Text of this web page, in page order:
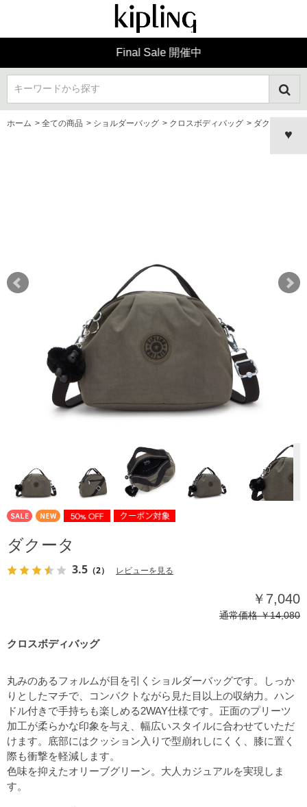
Final Sale 開催中
キーワードから探す
ホーム > 全ての商品 > ショルダーバッグ > クロスボディバッグ > ダクータ
ダクータ
3.5 （2） レビューを見る
クロスボディバッグ
￥7,040
通常価格￥14,080
丸みのあるフォルムが目を引くショルダーバッグです。しっか
りとしたマチで、コンパクトながら見た目以上の収納力。ハン
ドル付きで手持ちも楽しめる2WAY仕様です。正面のプリーツ
加工が柔らかな印象を与え、幅広いスタイルに合わせていただ
けます。底部にはクッション入りで型崩れしにくく、膝に置く
際も衝撃を軽減します。
色味を抑えたオリーブグリーン。大人カジュアルを実現しま
す。